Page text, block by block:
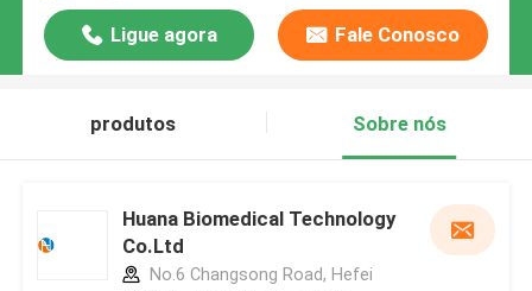
Ligue agora Fale Conosco
produtos Sobre nós
Huana Biomedical Technology
Co.Ltd
No.6 Changsong Road, Hefei